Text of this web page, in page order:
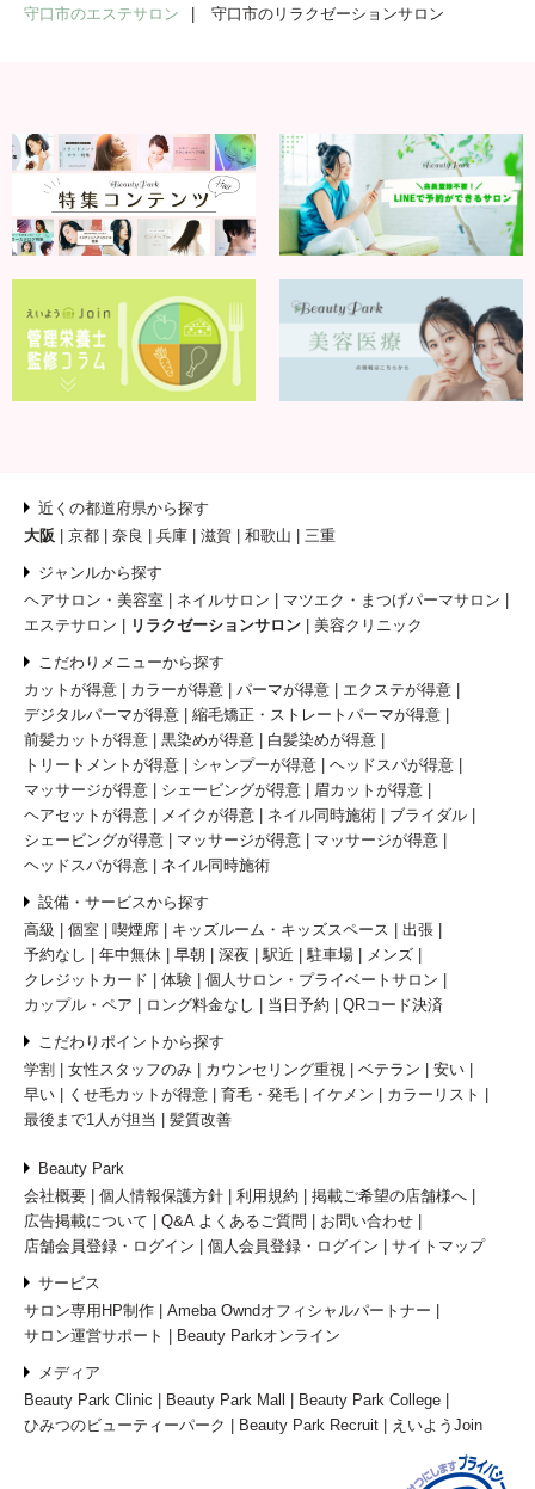
守口市のエステサロン
守口市のリラクゼーションサロン
近くの都道府県から探す
大阪
京都 奈良 兵庫 滋賀 和歌山 三重
ジャンルから探す
ヘアサロン・美容室
ネイルサロン
マツエク・まつげパーマサロン
エステサロン
リラクゼーションサロン 美容クリニック
こだわりメニューから探す
カットが得意
カラーが得意 パーマが得意
エクステが得意
デジタルパーマが得意
縮毛矯正・ストレートパーマが得意
前髪カットが得意
黒染めが得意
白髪染めが得意
トリートメントが得意
シャンプーが得意
ヘッドスパが得意
マッサージが得意
シェービングが得意
眉カットが得意
ヘアセットが得意
メイクが得意 ネイル同時施術
ブライダル
シェービングが得意
マッサージが得意
マッサージが得意
ヘッドスパが得意
ネイル同時施術
設備・サービスから探す
高級
個室 喫煙席 キッズルーム・キッズスペース
出張
予約なし
年中無休 早朝 深夜 駅近 駐車場
メンズ
クレジットカード
体験
個人サロン・プライベートサロン
カップル・ペア
ロング料金なし 当日予約 QRコード決済
こだわりポイントから探す
学割
女性スタッフのみ カウンセリング重視 ベテラン
安い
早い
くせ毛カットが得意 育毛・発毛 イケメン
カラーリスト
最後まで1人が担当
髪質改善
Beauty Park
会社概要
個人情報保護方針 利用規約
掲載ご希望の店舗様へ
広告掲載について
Q&A よくあるご質問
お問い合わせ
店舗会員登録・ログイン
個人会員登録・ログイン サイトマップ
サービス
サロン専用HP制作
Ameba Owndオフィシャルパートナー
サロン運営サポート
Beauty Parkオンライン
メディア
Beauty Park Clinic
Beauty Park Mall
Beauty Park College
ひみつのビューティーパーク
Beauty Park Recruit えいようJoin